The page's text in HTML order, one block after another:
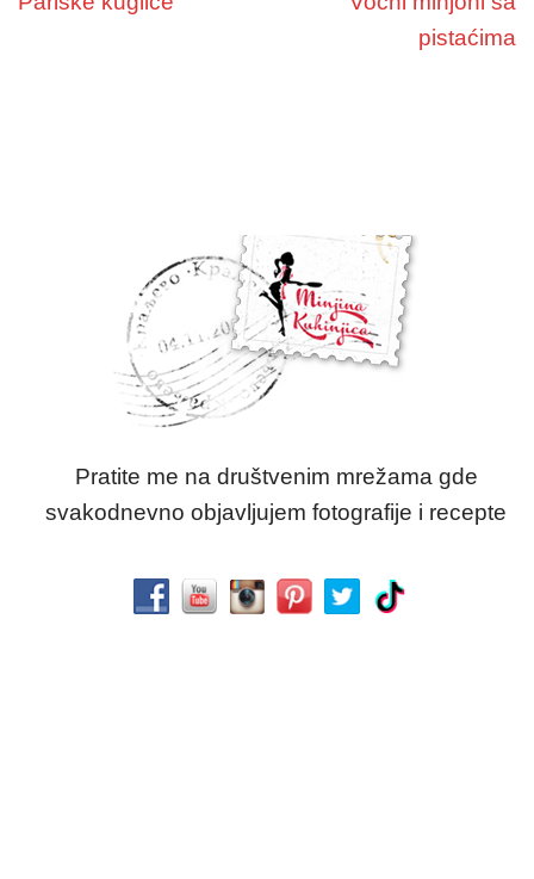
pistaćima
Pratite me na društvenim mrežama gde
svakodnevno objavljujem fotografije i recepte